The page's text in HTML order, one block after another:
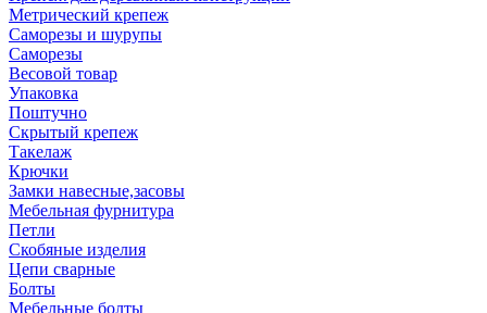
Метрический крепеж
Саморезы и шурупы
Саморезы
Весовой товар
Упаковка
Поштучно
Скрытый крепеж
Такелаж
Крючки
Замки навесные,засовы
Мебельная фурнитура
Петли
Скобяные изделия
Цепи сварные
Болты
Мебельные болты